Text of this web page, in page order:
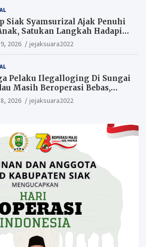
Siak Syamsurizal Ajak Penuhi
Satukan Langkah Hadapi
Daerah
2026 jejaksuara2022
Pelaku Ilegalloging Di Sungai
Masih Beroperasi Bebas,
Minta Aparat Penegak
Segera Tangkap Aktor Dan
2026 jejaksuara2022